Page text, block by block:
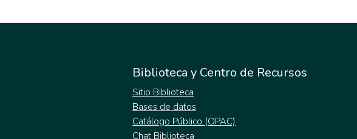
Biblioteca y Centro de Recursos
Sitio Biblioteca
Bases de datos
Catálogo Público (OPAC)
Chat Biblioteca